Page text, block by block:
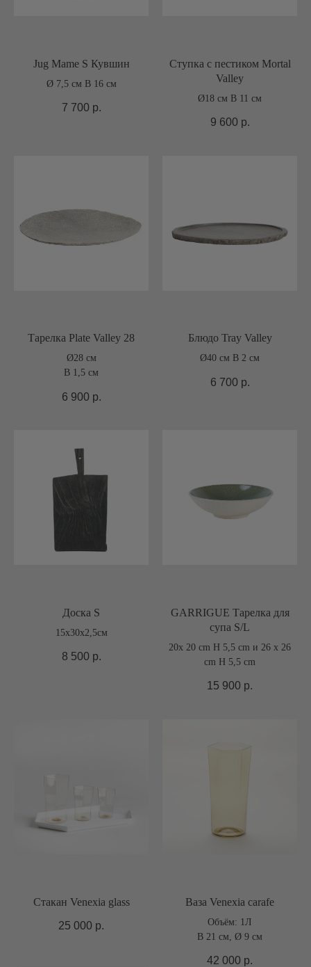
Jug Mame S Кувшин
Ø 7,5 см В 16 см
7 700 р.
Ступка с пестиком Mortal
Valley
Ø18 см В 11 см
9 600 р.
Тарелка Plate Valley 28
Ø28 см
В 1,5 см
6 900 р.
Блюдо Tray Valley
Ø40 см В 2 см
6 700 р.
Доска S
15x30x2,5см
8 500 р.
GARRIGUE Тарелка для
супа S/L
20x 20 cm H 5,5 cm и 26 x 26
cm H 5,5 cm
15 900 р.
Стакан Venexia glass
25 000 р.
Ваза Venexia carafe
Объём: 1Л
В 21 см, Ø 9 см
42 000 р.